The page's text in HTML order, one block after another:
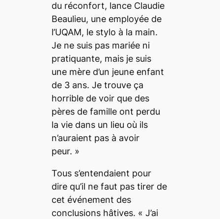
du réconfort, lance Claudie
Beaulieu, une employée de
l’UQAM, le stylo à la main.
Je ne suis pas mariée ni
pratiquante, mais je suis
une mère d’un jeune enfant
de 3 ans. Je trouve ça
horrible de voir que des
pères de famille ont perdu
la vie dans un lieu où ils
n’auraient pas à avoir
peur. »
Tous s’entendaient pour
dire qu’il ne faut pas tirer de
cet événement des
conclusions hâtives. « J’ai